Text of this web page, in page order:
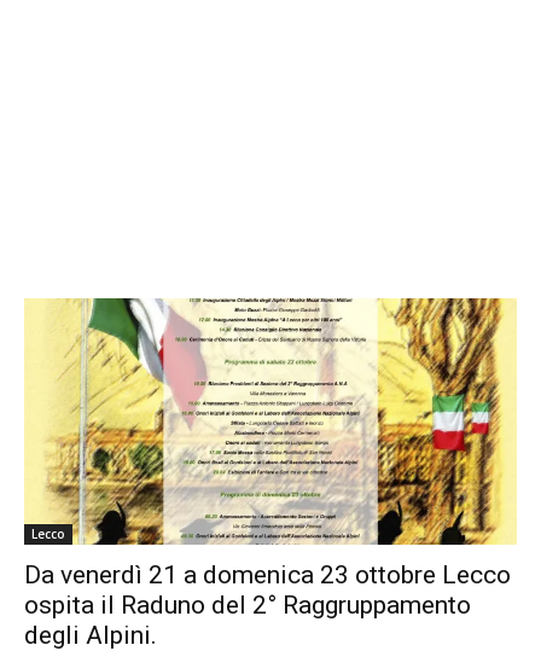
Lecco
Da venerdì 21 a domenica 23 ottobre Lecco
ospita il Raduno del 2° Raggruppamento
degli Alpini.